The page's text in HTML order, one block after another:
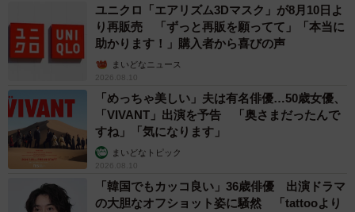
ユニクロ「エアリズム3Dマスク」が8月10日よ
り再販売 「ずっと再販を願ってて」「本当に
助かります！」購入者から喜びの声
まいどなニュース
2026.08.10
「めっちゃ美しい」夫は有名俳優…50歳女優、
「VIVANT」出演を予告 「奥さまだったんで
すね」「気になります」
まいどなトピック
2026.08.10
「韓国でもカッコ良い」36歳俳優 出演ドラマ
の大胆なオフショット姿に騒然 「tattooより